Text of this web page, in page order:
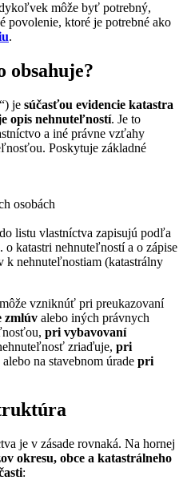
môže byť potrebný,
povolenie, ktoré je potrebné ako
.
obsahuje?
je súčasťou evidencie katastra
opis nehnuteľností. Je to
a iné právne vzťahy
Poskytuje základné
osobách
listu vlastníctva zapisujú podľa
o katastri nehnuteľností a o zápise
k nehnuteľnostiam (katastrálny
vzniknúť pri preukazovaní
zmlúv alebo iných právnych
pri vybavovaní
zriaďuje, pri
alebo na stavebnom úrade pri
je v zásade rovnaká. Na hornej
okresu, obce a katastrálneho
: